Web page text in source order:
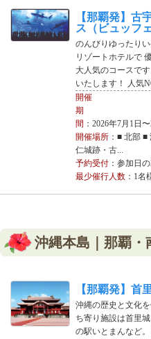
【那覇発】古
ス（ビュッフ
のんびりゆったり
リゾートホテルで
大人気のコースで
いたします！ 人気
開催
期
間 ：2026年7月1日
開催場所：■ 北部 ■
仁城跡・古...
予約受付：参加日
最少催行人数：1名
沖縄本島｜那覇・
【那覇発】首
沖縄の歴史と文化
ち寄り施設は首里
の駅いとまんなど